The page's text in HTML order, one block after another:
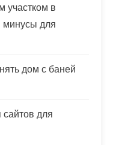
участком в
для
дом с баней
для